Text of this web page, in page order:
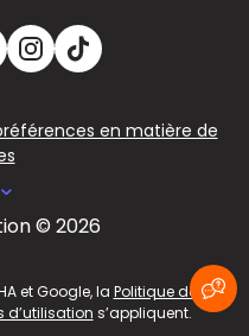
en matière de
© 2026
et Google, la Politique de
d’utilisation s’appliquent.